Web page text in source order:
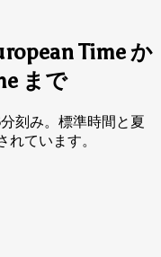
Time か
まで
刻み。標準時間と夏
ています。